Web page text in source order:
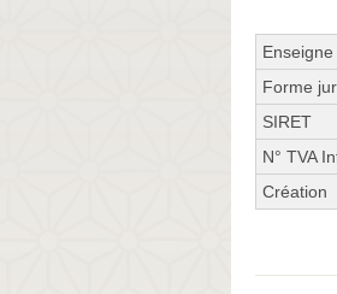
Enseigne
Forme
SIRET
N° TVA
Création